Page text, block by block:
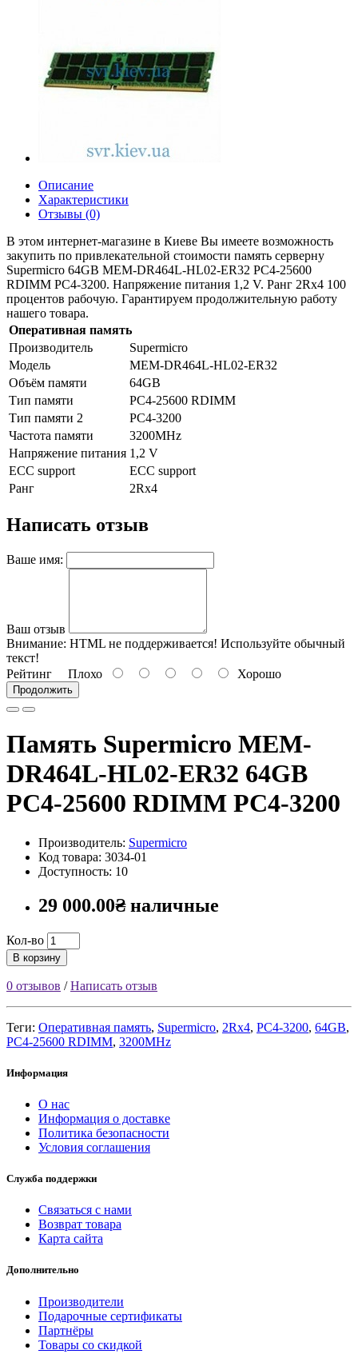
Описание
Характеристики
Отзывы (0)
В этом интернет-магазине в Киеве Вы имеете возможность
закупить по привлекательной стоимости память серверну
Supermicro 64GB MEM-DR464L-HL02-ER32 PC4-25600
RDIMM PC4-3200. Напряжение питания 1,2 V. Ранг 2Rx4 100
процентов рабочую. Гарантируем продолжительную работу
нашего товара.
Оперативная память
Производитель
Supermicro
Модель
MEM-DR464L-HL02-ER32
Объём памяти
64GB
Тип памяти
PC4-25600 RDIMM
Тип памяти 2
PC4-3200
Частота памяти
3200MHz
Напряжение питания 1,2 V
ECC support
ECC support
Ранг
2Rx4
Написать отзыв
Ваше имя:
Ваш отзыв
Внимание: HTML не поддерживается! Используйте обычный
текст!
Рейтинг Плохо Хорошо
Продолжить
Память Supermicro MEM-
DR464L-HL02-ER32 64GB
PC4-25600 RDIMM PC4-3200
Производитель: Supermicro
Код товара: 3034-01
Доступность: 10
29 000.00₴ наличные
Кол-во
В корзину
0 отзывов /Написать отзыв
Теги: Оперативная память, Supermicro, 2Rx4, PC4-3200, 64GB,
PC4-25600 RDIMM, 3200MHz
Информация
О нас
Информация о доставке
Политика безопасности
Условия соглашения
Служба поддержки
Связаться с нами
Возврат товара
Карта сайта
Дополнительно
Производители
Подарочные сертификаты
Партнёры
Товары со скидкой